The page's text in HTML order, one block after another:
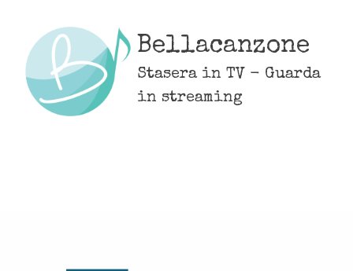
content
Bellacanzone
Stasera in TV - Guarda
in streaming